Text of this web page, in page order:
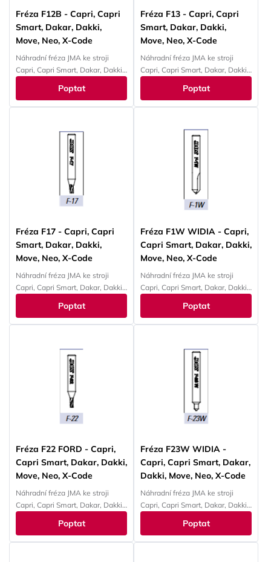
Fréza F12B - Capri, Capri
Smart, Dakar, Dakki,
Move, Neo, X-Code
Náhradní fréza JMA ke stroji
Capri, Capri Smart, Dakar, Dakki,
Poptat
Fréza F13 - Capri, Capri
Smart, Dakar, Dakki,
Move, Neo, X-Code
Náhradní fréza JMA ke stroji
Capri, Capri Smart, Dakar, Dakki,
Poptat
Fréza F17 - Capri, Capri
Smart, Dakar, Dakki,
Move, Neo, X-Code
Náhradní fréza JMA ke stroji
Capri, Capri Smart, Dakar, Dakki,
Poptat
Fréza F1W WIDIA - Capri,
Capri Smart, Dakar, Dakki,
Move, Neo, X-Code
Náhradní fréza JMA ke stroji
Capri, Capri Smart, Dakar, Dakki,
Poptat
Fréza F22 FORD - Capri,
Capri Smart, Dakar, Dakki,
Move, Neo, X-Code
Náhradní fréza JMA ke stroji
Capri, Capri Smart, Dakar, Dakki,
Poptat
Fréza F23W WIDIA -
Capri, Capri Smart, Dakar,
Dakki, Move, Neo, X-Code
Náhradní fréza JMA ke stroji
Capri, Capri Smart, Dakar, Dakki,
Poptat